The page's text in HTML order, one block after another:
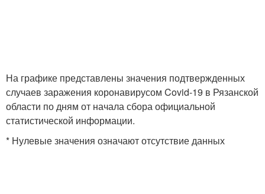
На графике представлены значения подтвержденных
случаев заражения коронавирусом Covid-19 в Рязанской
области по дням от начала сбора официальной
статистической информации.
* Нулевые значения означают отсутствие данных